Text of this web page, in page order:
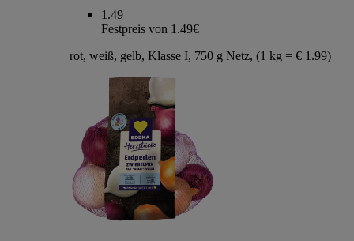
1.49
Festpreis von 1.49€
rot, weiß, gelb, Klasse I, 750 g Netz, (1 kg = € 1.99)